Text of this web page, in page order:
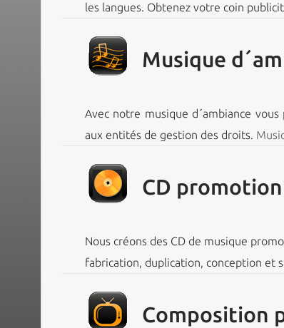
les langues. Obtenez votre coin
Musique
Avec notre musique d´ambiance
aux entités de gestion des droits.
CD
Nous créons des CD de musique
fabrication, duplication, conception et
Composition